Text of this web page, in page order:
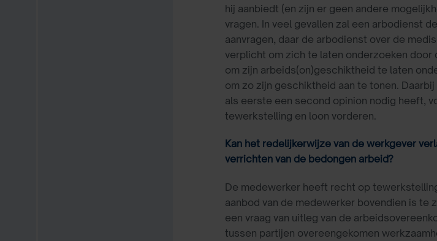
hij aanbiedt (en zijn er geen andere
vragen. In veel gevallen zal een arbodienst
aanvragen, daar de arbodienst over de
verplicht om zich te laten onderzoeken
om zijn arbeids(on)geschiktheid te laten
om zo zijn geschiktheid aan te tonen.
als eerste een second opinion nodig heeft,
tewerkstelling en loon vorderen.
Kan het redelijkerwijze van de werkgever
verrichten van de bedongen arbeid?
De medewerker heeft recht op
aanbod van de medewerker bovendien is
een vraag van uitleg van de
tussen partijen overeengekomen